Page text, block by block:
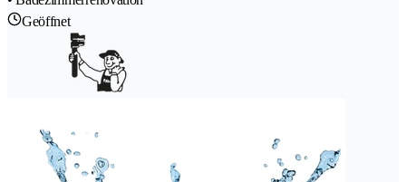
Geöffnet